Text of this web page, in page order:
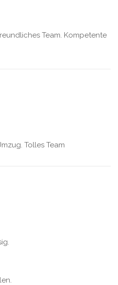
Team. Kompetente
Tolles Team